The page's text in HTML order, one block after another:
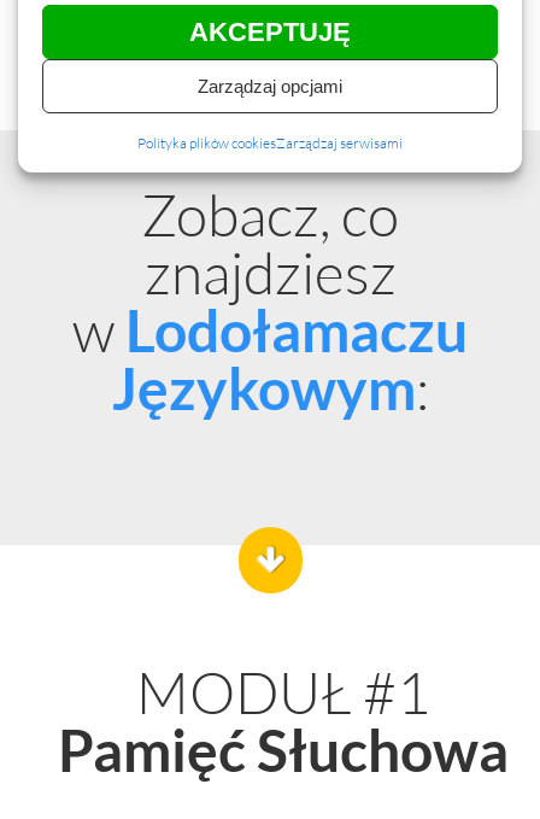
AKCEPTUJĘ
Zarządzaj opcjami
Polityka plików cookiesZarządzaj serwisami
Zobacz, co
znajdziesz
w Lodołamaczu
Językowym:
MODUŁ #1
Pamięć Słuchowa